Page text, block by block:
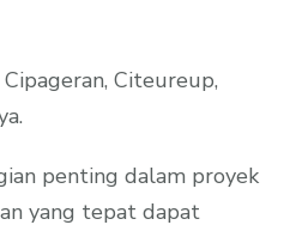
Citeureup,
penting dalam proyek
yang tepat dapat